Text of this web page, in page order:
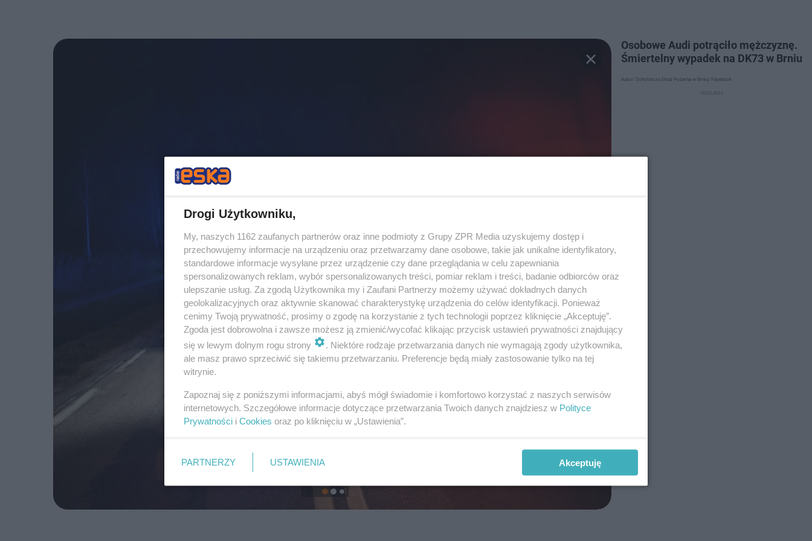
Osobowe Audi potrąciło mężczyznę.
Śmiertelny wypadek na DK73 w Brniu
Autor: Ochotnicza Straż Pożarna w Brniu/ Facebook
Drogi Użytkowniku,
My, naszych 1162 zaufanych partnerów oraz inne podmioty z Grupy ZPR Media uzyskujemy dostęp i
przechowujemy informacje na urządzeniu oraz przetwarzamy dane osobowe, takie jak unikalne identyfikatory,
standardowe informacje wysyłane przez urządzenie czy dane przeglądania w celu zapewniania
spersonalizowanych reklam, wybór spersonalizowanych treści, pomiar reklam i treści, badanie odbiorców oraz
ulepszanie usług. Za zgodą Użytkownika my i Zaufani Partnerzy możemy używać dokładnych danych
geolokalizacyjnych oraz aktywnie skanować charakterystykę urządzenia do celów identyfikacji. Ponieważ
cenimy Twoją prywatność, prosimy o zgodę na korzystanie z tych technologii poprzez kliknięcie „Akceptuję”.
Zgoda jest dobrowolna i zawsze możesz ją zmienić/wycofać klikając przycisk ustawień prywatności znajdujący
się w lewym dolnym rogu strony
. Niektóre rodzaje przetwarzania danych nie wymagają zgody użytkownika,
ale masz prawo sprzeciwić się takiemu przetwarzaniu. Preferencje będą miały zastosowanie tylko na tej
witrynie.
Zapoznaj się z poniższymi informacjami, abyś mógł świadomie i komfortowo korzystać z naszych serwisów
internetowych. Szczegółowe informacje dotyczące przetwarzania Twoich danych znajdziesz w Polityce
Prywatności i Cookies oraz po kliknięciu w „Ustawienia”.
PARTNERZY USTAWIENIA Akceptuję